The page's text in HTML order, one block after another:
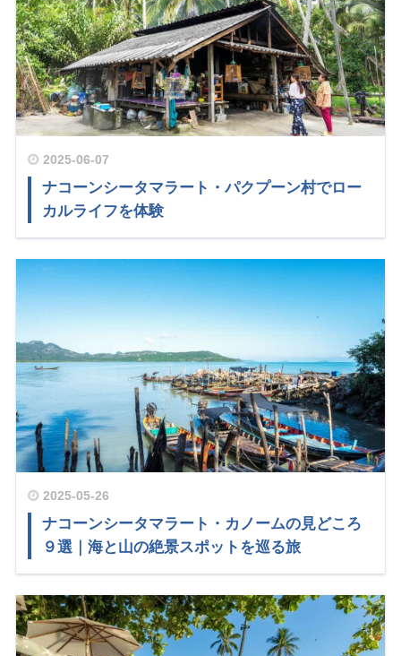
2025-06-07
ナコーンシータマラート・パクプーン村でロー
カルライフを体験
2025-05-26
ナコーンシータマラート・カノームの見どころ
９選｜海と山の絶景スポットを巡る旅